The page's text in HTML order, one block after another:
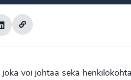
voi johtaa sekä